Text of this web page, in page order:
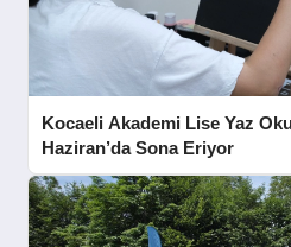
Kocaeli Akademi Lise Yaz
Haziran’da Sona Eriyor